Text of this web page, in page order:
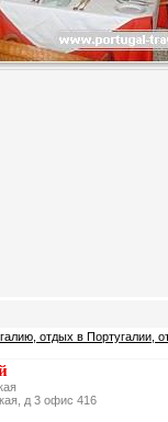
отдых в Португалии,
д 3 офис 416